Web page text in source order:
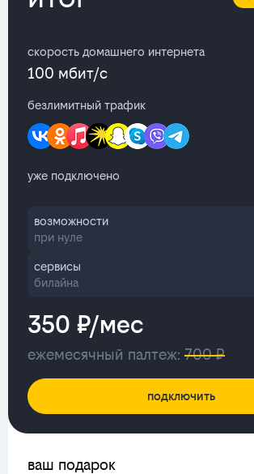
скорость домашнего интернета
100 мбит/с
безлимитный трафик
уже подключено
возможности
при нуле
сервисы
билайна
350 ₽/мес
ежемесячный палтеж: 700 ₽
подключить
ваш подарок